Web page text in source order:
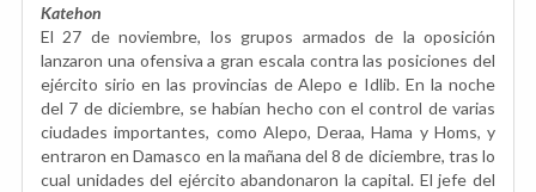
Katehon
El 27 de noviembre, los grupos armados de la oposición
lanzaron una ofensiva a gran escala contra las posiciones del
ejército sirio en las provincias de Alepo e Idlib. En la noche
del 7 de diciembre, se habían hecho con el control de varias
ciudades importantes, como Alepo, Deraa, Hama y Homs, y
entraron en Damasco en la mañana del 8 de diciembre, tras lo
cual unidades del ejército abandonaron la capital. El jefe del